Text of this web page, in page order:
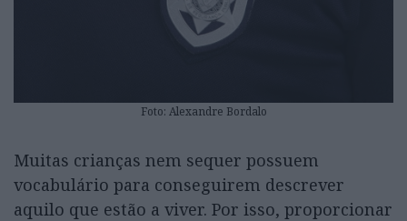
Foto: Alexandre Bordalo
Muitas crianças nem sequer possuem
vocabulário para conseguirem descrever
aquilo que estão a viver. Por isso, proporcionar